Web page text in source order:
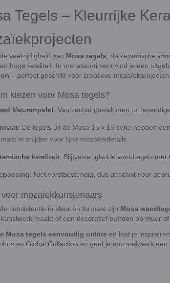
Tegels – Kleurrijke
veelzijdigheid van Mosa tegels , dé keramische
hoge kwaliteit. In ons assortiment vind je een
– perfect geschikt voor creatieve mozaïekprojecten.
kiezen voor Mosa tegels?
kleurenpalet: Van zachte pasteltinten tot
: De tegels uit de Mosa 15 x 15 serie hebben
te snijden voor fijne mozaïekdetails.
kwaliteit: Slijtvaste, gladde wandtegels met
: Niet vorstbestendig, dus geschikt voor
mozaïekkunstenaars
consistentie in kleur en formaat zijn Mosa
maakt of een decoratief patroon op muur
Mosa tegels eenvoudig online en laat je
en Global Collection en geef je mozaïekwerk een